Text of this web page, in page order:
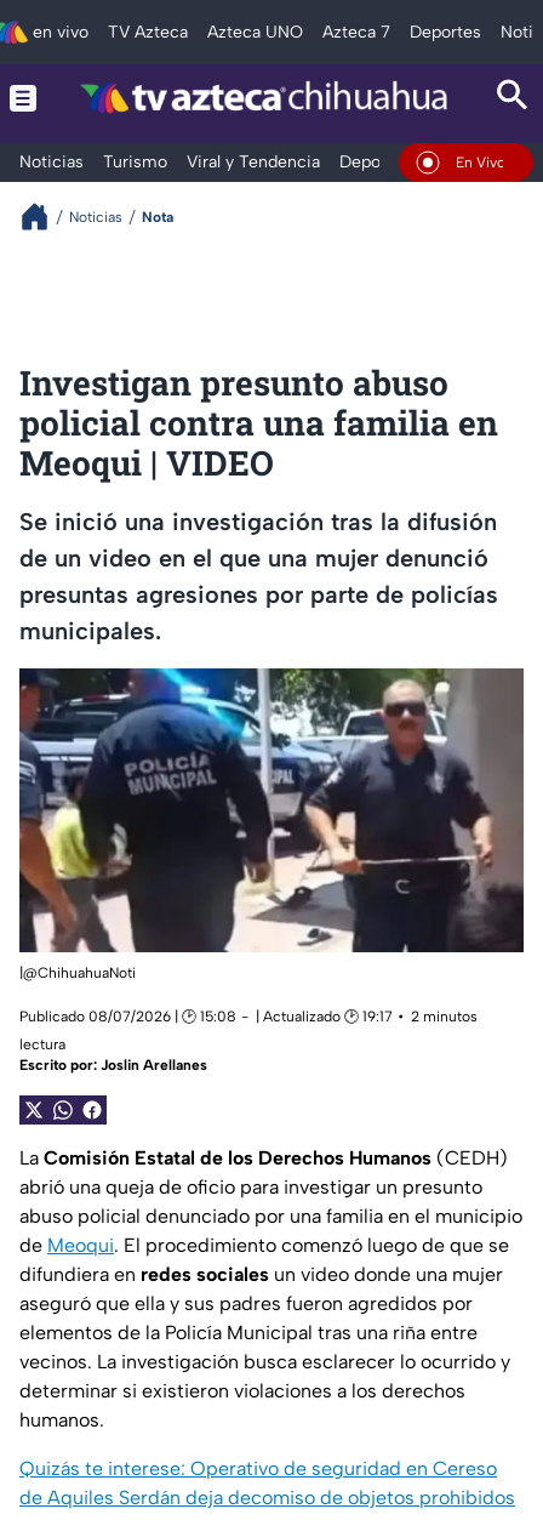
en vivo TV Azteca Azteca UNO Azteca 7 Deportes
Noticias Turismo Viral y Tendencia Deportes Espectáculos
En Vivo
Noticias Nota
Investigan presunto abuso
policial contra una familia en
Meoqui | VIDEO
Se inició una investigación tras la difusión
de un video en el que una mujer denunció
presuntas agresiones por parte de policías
municipales.
|@ChihuahuaNoti
Publicado 08/07/2026 | 🕑 15:08 | Actualizado 🕑 19:17
2 minutos
lectura
Escrito por: Joslin Arellanes
La Comisión Estatal de los Derechos Humanos (CEDH)
abrió una queja de oficio para investigar un presunto
abuso policial denunciado por una familia en el municipio
de Meoqui. El procedimiento comenzó luego de que se
difundiera en redes sociales un video donde una mujer
aseguró que ella y sus padres fueron agredidos por
elementos de la Policía Municipal tras una riña entre
vecinos. La investigación busca esclarecer lo ocurrido y
determinar si existieron violaciones a los derechos
humanos.
Quizás te interese: Operativo de seguridad en Cereso
de Aquiles Serdán deja decomiso de objetos prohibidos